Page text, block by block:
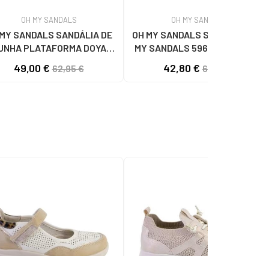
OH MY SANDALS
SANDALS SANDÁLIA DE
PLATAFORMA DOYA
49,00 €62,95 €
OH MY SANDALS
OH MY SANDALS SANDÁLIAS OH
MY SANDALS 5961-DO90 DOYA
42,80 € 62,95 €